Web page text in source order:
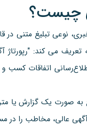
چیست؟
تعریف می کند:
اتفاقات کسب و
به صورت یک گزارش
عالی، مخاطب را در